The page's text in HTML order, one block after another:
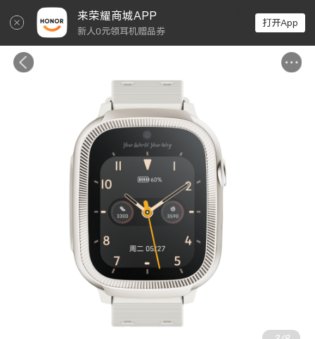
来荣耀商城APP
新人0元领耳机赠品券
打开App